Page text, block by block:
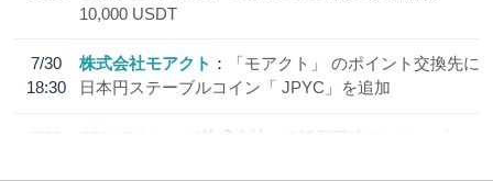
10,000 USDT
7/30
18:30
株式会社モアクト
「モアクト」 のポイント交換先に
日本円ステーブルコイン「 JPYC」を追加
7/29
SBI VCトレード株式会社
信託型円建てステーブル